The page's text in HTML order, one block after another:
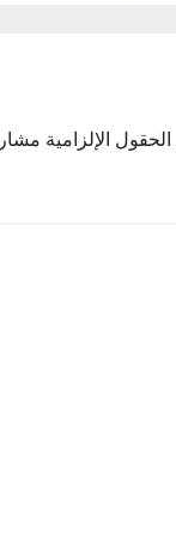
الحقول الإلزامية مشار